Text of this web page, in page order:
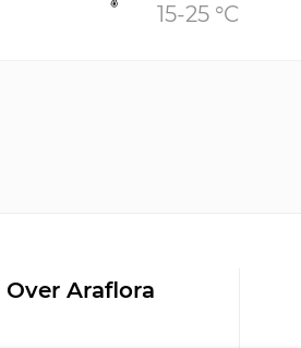
15-25 °C
Over Araflora